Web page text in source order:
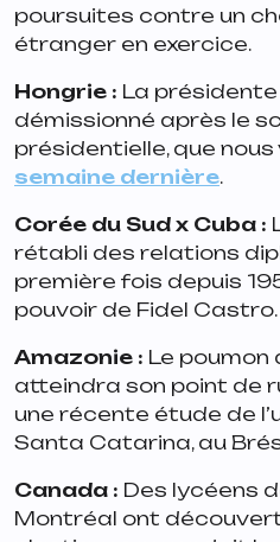
poursuites contre un
étranger en exercice.
Hongrie : La
démissionné après le
présidentielle, que nous
semaine dernière.
Corée du Sud x Cuba :
rétabli des relations
première fois depuis
pouvoir de Fidel Castro.
Amazonie : Le poumon
atteindra son point de
une récente étude de
Santa Catarina, au
Canada : Des lycéens
Montréal ont